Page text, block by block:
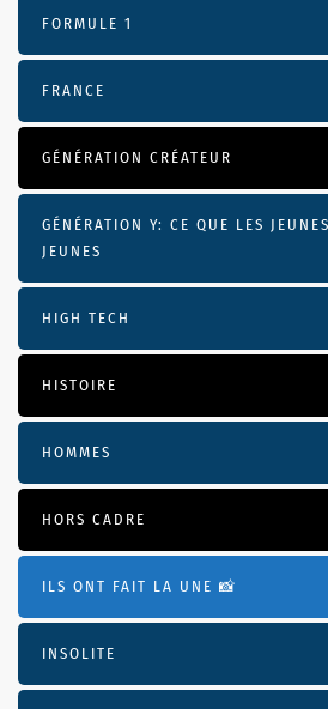
FORMULE 1
FRANCE
GÉNÉRATION CRÉATEUR
GÉNÉRATION Y: CE QUE LES
JEUNES
HIGH TECH
HISTOIRE
HOMMES
HORS CADRE
ILS ONT FAIT LA UNE 📸
INSOLITE